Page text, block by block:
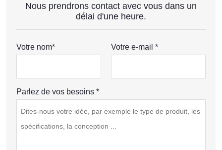
Nous prendrons contact avec vous dans un
délai d'une heure.
Votre nom* Votre e-mail *
Parlez de vos besoins *